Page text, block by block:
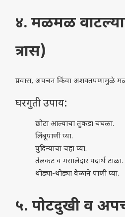
४. मळमळ
त्रास)
प्रवास, अपचन किंवा अशक्तपणामुळे
घरगुती उपाय:
छोटा आल्याचा तुकडा चघळा.
लिंबूपाणी प्या.
पुदिन्याचा चहा घ्या.
तेलकट व मसालेदार पदार्थ टाळा.
थोड्या-थोड्या वेळाने पाणी प्या.
५. पोटदुखी व